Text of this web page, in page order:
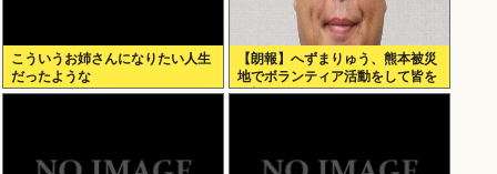
こういうお姉さんになりたい人生
だったような
【朗報】へずまりゅう、熊本被災
地でボランティア活動をして皆を
笑顔にするwww